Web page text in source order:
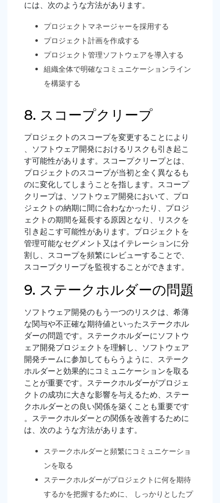
には、次のような方法があります。
プロジェクトマネージャーを採用する
プロジェクト計画を作成する
プロジェクト管理ソフトウェアを導入する
組織全体で明確なコミュニケーションライン
を構築する
8. スコープクリープ
プロジェクトのスコープを変更することにより
、ソフトウェア開発におけるリスクも引き起こ
す可能性があります。スコープクリープとは、
プロジェクトのスコープが当初と全く異なるも
のに変化してしまうことを指します。スコープ
クリープは、ソフトウェア開発において、プロ
ジェクトの納期に間に合わなかったり、プロジ
ェクトの期間を延長する原因となり、リスクを
引き起こす可能性があります。プロジェクトを
管理可能なセグメント又はイテレーションに分
割し、スコープを頻繁にレビューすることで、
スコープクリープを監視することができます。
9. ステークホルダーの問題
ソフトウェア開発のもう一つのリスクは、希薄
な関与や不正確な期待値といったステークホル
ダーの問題です。ステークホルダーにソフトウ
ェア開発プロジェクトを理解し、ソフトウェア
開発チームに参加してもらうように、ステーク
ホルダーと効果的にコミュニケーションを取る
ことが重要です。ステークホルダーがプロジェ
クトの成功に大きな影響を与えるため、ステー
クホルダーとの良い関係を築くことも重要です
。ステークホルダーとの関係を改善するために
は、次のような方法があります。
ステークホルダーと頻繁にコミュニケーショ
ンを取る
ステークホルダーがプロジェクトに何を期待
するかを把握するために、
しっかりとしたプ